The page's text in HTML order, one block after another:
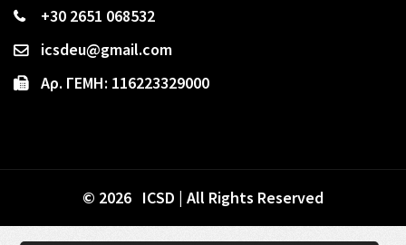
+30 2651 068532
icsdeu@gmail.com
Αρ. ΓΕΜΗ: 116223329000
© 2026 ICSD | All Rights Reserved